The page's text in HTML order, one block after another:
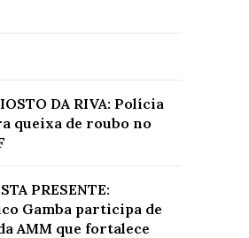
DA RIVA: Polícia
queixa de roubo no
PRESENTE:
Gamba participa de
AMM que fortalece